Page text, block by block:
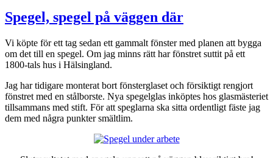
Spegel, spegel på väggen där
Vi köpte för ett tag sedan ett gammalt fönster med planen att bygga
om det till en spegel. Om jag minns rätt har fönstret suttit på ett
1800-tals hus i Hälsingland.
Jag har tidigare monterat bort fönsterglaset och försiktigt rengjort
fönstret med en stålborste. Nya spegelglas inköptes hos glasmästeriet
tillsammans med stift. För att speglarna ska sitta ordentligt fäste jag
dem med några punkter smältlim.